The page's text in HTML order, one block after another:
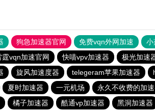
狗急加速器官网 免费vqn外网加速 小
霆vqn加速官网 快喵vpv加速器 极光加速
旋风加速度器 telegeram苹果加速器
夏时加速器 一元机场 永久不收费的加
橘子加速器 酷通vp加速器 黑洞加速器